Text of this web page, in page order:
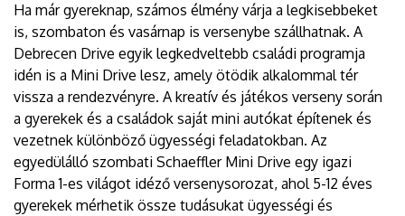
Ha már gyereknap, számos élmény várja a legkisebbeket
is, szombaton és vasárnap is versenybe szállhatnak. A
Debrecen Drive egyik legkedveltebb családi programja
idén is a Mini Drive lesz, amely ötödik alkalommal tér
vissza a rendezvényre. A kreatív és játékos verseny során
a gyerekek és a családok saját mini autókat építenek és
vezetnek különböző ügyességi feladatokban. Az
egyedülálló szombati Schaeffler Mini Drive egy igazi
Forma 1-es világot idéző versenysorozat, ahol 5-12 éves
gyerekek mérhetik össze tudásukat ügyességi és